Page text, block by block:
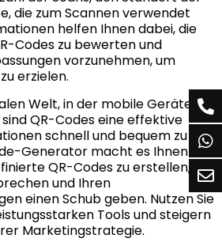
die zum Scannen verwendet
helfen Ihnen dabei, die
Codes zu bewerten und
vorzunehmen, um
erzielen.
Welt, in der mobile Geräte
QR-Codes eine effektive
schnell und bequem zu
Generator macht es Ihnen
QR-Codes zu erstellen, die
und Ihren
einen Schub geben. Nutzen Sie
Tools und steigern
Marketingstrategie.